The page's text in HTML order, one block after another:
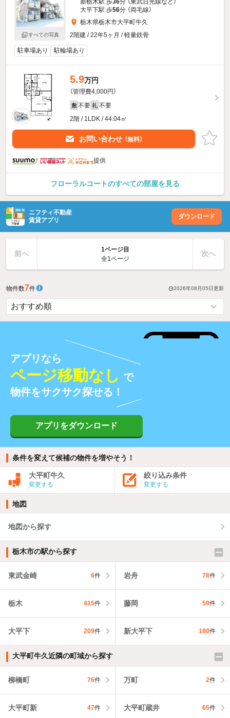
すべての写真
新栃木駅 歩36分 （東武日光線など）
大平下駅 歩56分 （両毛線）
栃木県栃木市大平町牛久
2階建 / 22年5ヶ月 / 軽量鉄骨
駐車場あり 駐輪場あり
5.9万円
（管理費4,000円）
敷 不要 礼 不要
2階 / 1LDK / 44.04㎡
お問い合わせ （無料）
提供
フローラルコートのすべての部屋を見る
ニフティ不動産
賃貸アプリ
ダウンロード
前へ
1ページ目
全1ページ
次へ
物件数7件 2026年08月05日更新
アプリなら
ページ移動なし で
物件をサクサク探せる！
アプリをダウンロード
条件を変えて候補の物件を増やそう！
大平町牛久
変更する
絞り込み条件
変更する
地図
地図から探す
栃木市の駅から探す
東武金崎 6件 岩舟 78件
栃木 415件 藤岡 59件
大平下 209件 新大平下 180件
大平町牛久近隣の町域から探す
柳橋町 76件 万町 2件
大平町新 47件 大平町蔵井 65件